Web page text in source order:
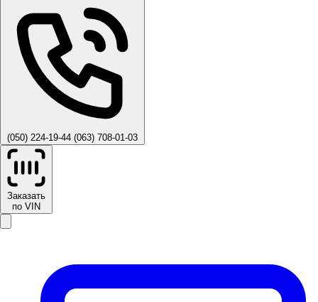
(050) 224-19-44 (063) 708-01-03
Заказать
по VIN